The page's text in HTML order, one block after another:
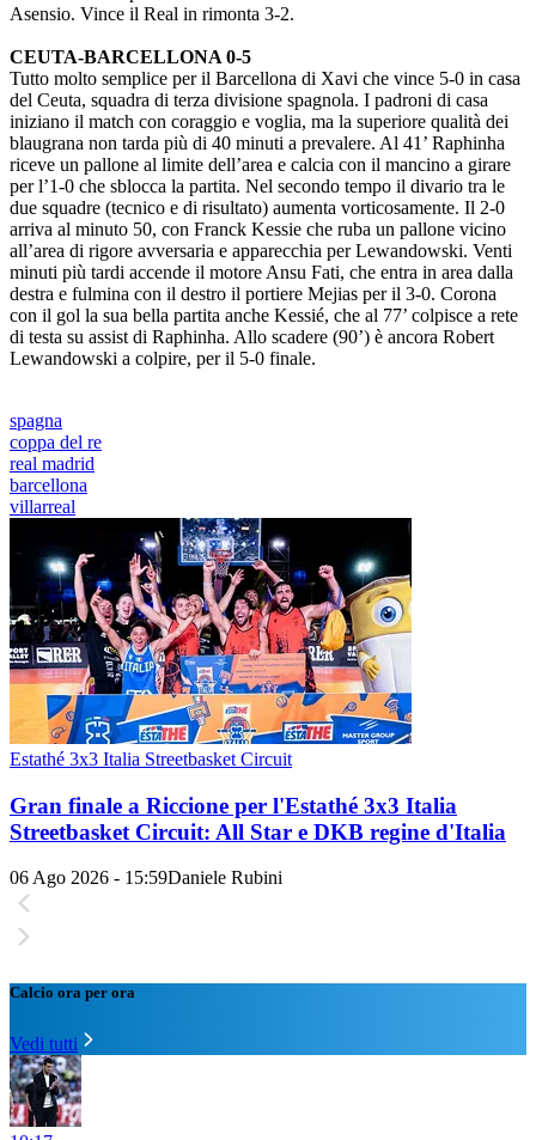
Asensio. Vince il Real in rimonta 3-2.
CEUTA-BARCELLONA 0-5
Tutto molto semplice per il Barcellona di Xavi che vince 5-0 in casa
del Ceuta, squadra di terza divisione spagnola. I padroni di casa
iniziano il match con coraggio e voglia, ma la superiore qualità dei
blaugrana non tarda più di 40 minuti a prevalere. Al 41’ Raphinha
riceve un pallone al limite dell’area e calcia con il mancino a girare
per l’1-0 che sblocca la partita. Nel secondo tempo il divario tra le
due squadre (tecnico e di risultato) aumenta vorticosamente. Il 2-0
arriva al minuto 50, con Franck Kessie che ruba un pallone vicino
all’area di rigore avversaria e apparecchia per Lewandowski. Venti
minuti più tardi accende il motore Ansu Fati, che entra in area dalla
destra e fulmina con il destro il portiere Mejias per il 3-0. Corona
con il gol la sua bella partita anche Kessié, che al 77’ colpisce a rete
di testa su assist di Raphinha. Allo scadere (90’) è ancora Robert
Lewandowski a colpire, per il 5-0 finale.
spagna
coppa del re
real madrid
barcellona
villarreal
Estathé 3x3 Italia Streetbasket Circuit
Gran finale a Riccione per l'Estathé 3x3 Italia
Streetbasket Circuit: All Star e DKB regine d'Italia
06 Ago 2026 - 15:59Daniele Rubini
Calcio ora per ora
Vedi tutti